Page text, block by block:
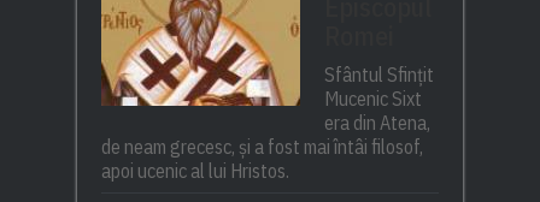
Sfântul Sfințit
Mucenic Sixt
era din Atena,
de neam grecesc, și a fost mai întâi filosof,
apoi ucenic al lui Hristos.